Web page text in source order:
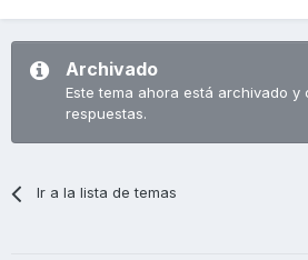
Archivado
Este tema ahora está archivado y
respuestas.
Ir a la lista de temas